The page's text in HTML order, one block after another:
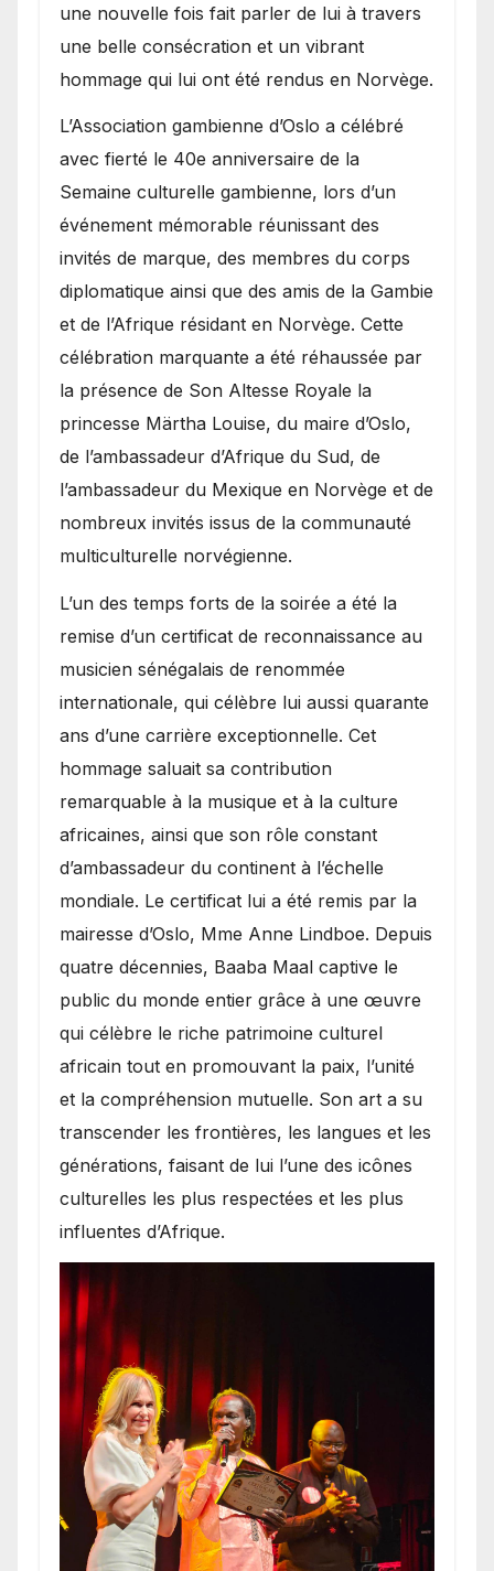
une nouvelle fois fait parler de lui à travers
une belle consécration et un vibrant
hommage qui lui ont été rendus en Norvège.
​L’Association gambienne d’Oslo a célébré
avec fierté le 40e anniversaire de la
Semaine culturelle gambienne, lors d’un
événement mémorable réunissant des
invités de marque, des membres du corps
diplomatique ainsi que des amis de la Gambie
et de l’Afrique résidant en Norvège. Cette
célébration marquante a été réhaussée par
la présence de Son Altesse Royale la
princesse Märtha Louise, du maire d’Oslo,
de l’ambassadeur d’Afrique du Sud, de
l’ambassadeur du Mexique en Norvège et de
nombreux invités issus de la communauté
multiculturelle norvégienne.
​L’un des temps forts de la soirée a été la
remise d’un certificat de reconnaissance au
musicien sénégalais de renommée
internationale, qui célèbre lui aussi quarante
ans d’une carrière exceptionnelle. Cet
hommage saluait sa contribution
remarquable à la musique et à la culture
africaines, ainsi que son rôle constant
d’ambassadeur du continent à l’échelle
mondiale. Le certificat lui a été remis par la
mairesse d’Oslo, Mme Anne Lindboe. Depuis
quatre décennies, Baaba Maal captive le
public du monde entier grâce à une œuvre
qui célèbre le riche patrimoine culturel
africain tout en promouvant la paix, l’unité
et la compréhension mutuelle. Son art a su
transcender les frontières, les langues et les
générations, faisant de lui l’une des icônes
culturelles les plus respectées et les plus
influentes d’Afrique.